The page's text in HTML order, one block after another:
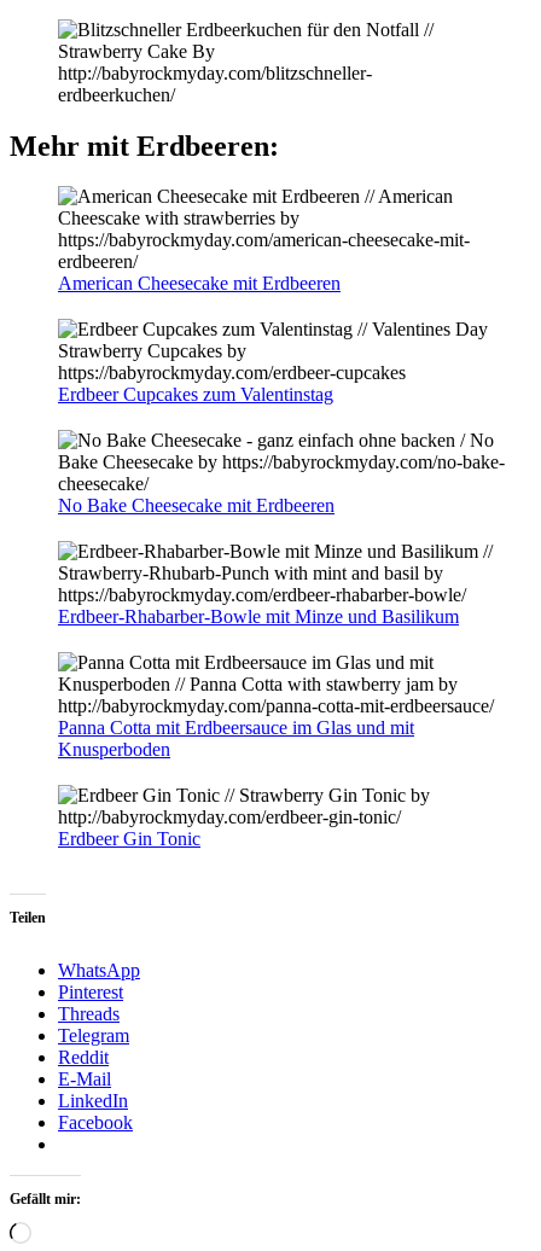
Mehr mit Erdbeeren:
American Cheesecake mit Erdbeeren
Erdbeer Cupcakes zum Valentinstag
No Bake Cheesecake mit Erdbeeren
Erdbeer-Rhabarber-Bowle mit Minze und Basilikum
Panna Cotta mit Erdbeersauce im Glas und mit
Knusperboden
Erdbeer Gin Tonic
Teilen
WhatsApp
Pinterest
Threads
Telegram
Reddit
E-Mail
LinkedIn
Facebook
Gefällt mir:
Loading…